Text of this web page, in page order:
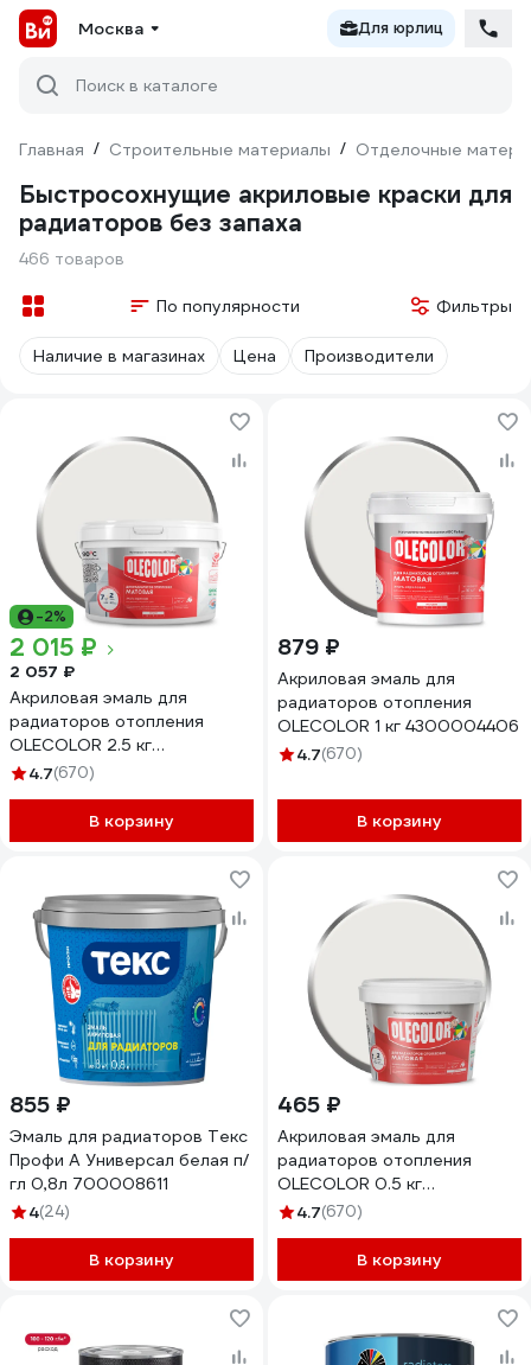
Москва Для юрлиц
Поиск в каталоге
Главная / Строительные материалы / Отделочные
Быстросохнущие акриловые краски для
радиаторов без запаха
466 товаров
По популярности Фильтры
Наличие в магазинах Цена Производители
-2%
2 015 ₽
2 057 ₽
Акриловая эмаль для
радиаторов отопления
OLECOLOR 2.5 кг
4300005664
4.7(670)
В корзину
879 ₽
Акриловая эмаль для
радиаторов отопления
OLECOLOR 1 кг 4300004406
4.7(670)
В корзину
855 ₽
Эмаль для радиаторов Текс
Профи А Универсал белая п/
гл 0,8л 700008611
4(24)
В корзину
465 ₽
Акриловая эмаль для
радиаторов отопления
OLECOLOR 0.5 кг
4300006116
4.7(670)
В корзину